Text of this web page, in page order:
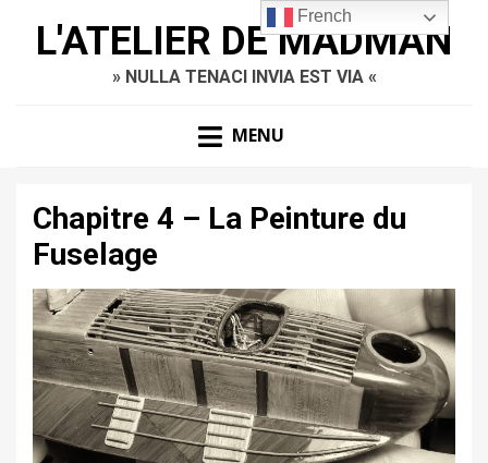
L'ATELIER DE MADMAN
» NULLA TENACI INVIA EST VIA «
MENU
Chapitre 4 – La Peinture du
Fuselage
French